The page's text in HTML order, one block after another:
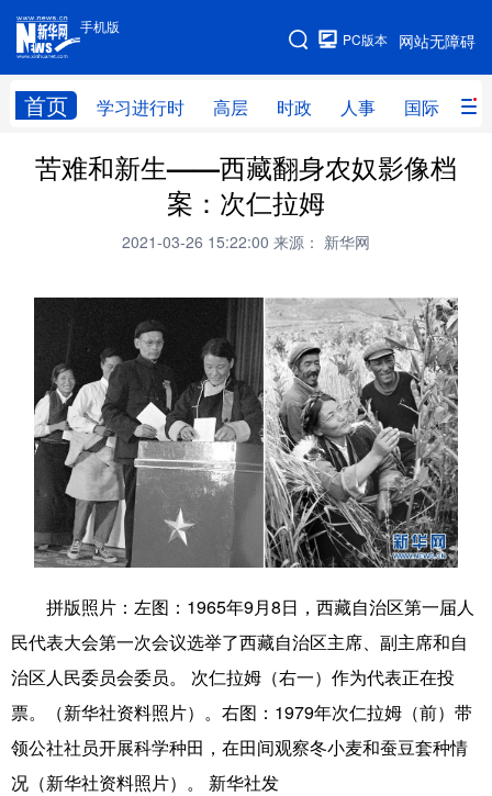
手机版
网站无障碍
PC版本
首页 学习进行时 高层 时政 人事 国际 财
手机版
网站地图
学习进行时 高层 时政 人事
财经 网评
全球连线
科技 科创 量子 体育
文化 书画 健康 军事
访谈 视频 图片 政务
法律 中央文件 金融 汽车
食品 人居 信息化 数字经济
学术中国 乡村振兴 银龄 溯源中国
公益 一带一路 亚太网 上市公司
文化产业
苦难和新生——西藏翻身农奴影像档
案：次仁拉姆
2021-03-26 15:22:00 来源： 新华网
拼版照片：左图：1965年9月8日，西藏自治区第一届人
民代表大会第一次会议选举了西藏自治区主席、副主席和自
治区人民委员会委员。 次仁拉姆（右一）作为代表正在投
票。（新华社资料照片）。右图：1979年次仁拉姆（前）带
领公社社员开展科学种田，在田间观察冬小麦和蚕豆套种情
况（新华社资料照片）。 新华社发